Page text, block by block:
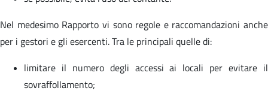
Nel medesimo Rapporto vi sono regole e raccomandazioni anche
per i gestori e gli esercenti. Tra le principali quelle di:
limitare il numero degli accessi ai locali per evitare il
sovraffollamento;